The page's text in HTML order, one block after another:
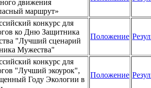
движения
маршрут»
конкурс для
ко Дню Защитника
"Лучший сценарий
Мужества"
Положение
конкурс для
"Лучший экоурок",
Году Экологии в
Положение